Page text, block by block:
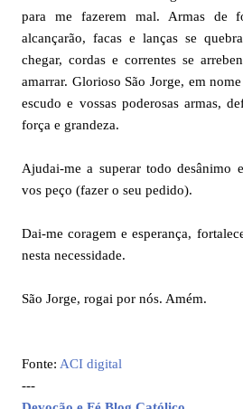
para me fazerem mal. Armas de
alcançarão, facas e lanças se
chegar, cordas e correntes se
amarrar. Glorioso São Jorge, em
escudo e vossas poderosas armas,
força e grandeza.
Ajudai-me a superar todo desânimo
vos peço (fazer o seu pedido).
Dai-me coragem e esperança,
nesta necessidade.
São Jorge, rogai por nós. Amém.
Fonte: ACI digital
---